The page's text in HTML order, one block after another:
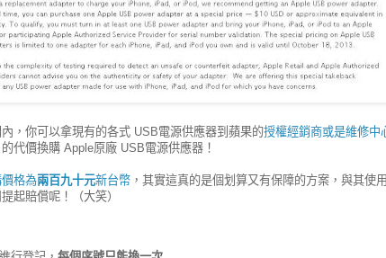
內，你可以拿現有的各式 USB電源供應器到蘋果的授權經銷商或是維修中
的代價換購 Apple原廠 USB電源供應器！
格為兩百九十元新台幣 ，其實這真的是個划算又有保障的方案，與其使
起賠償呢！（大笑）